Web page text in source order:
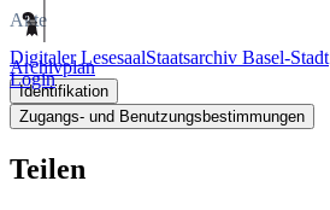
Digitaler LesesaalStaatsarchiv Basel-Stadt
Login
Akte
Archivplan
Identifikation
Zugangs- und Benutzungsbestimmungen
Teilen